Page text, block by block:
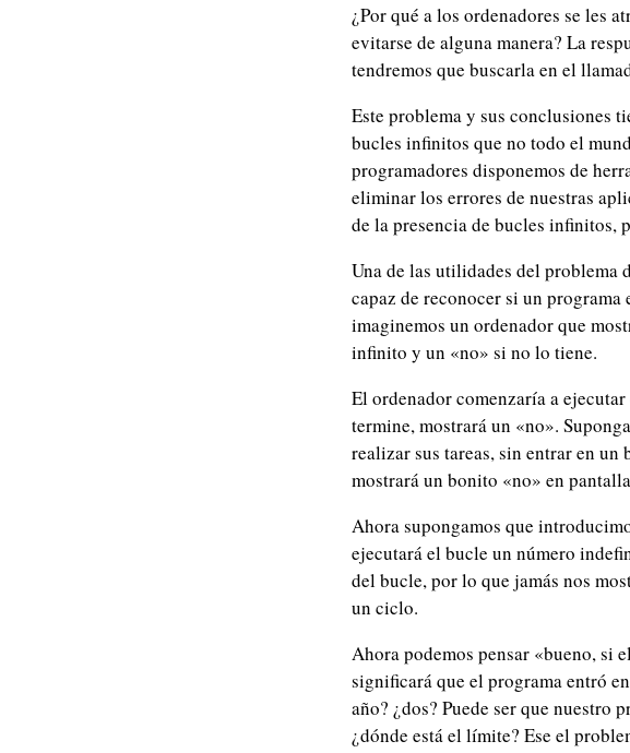
¿Por qué a los ordenadores se les
evitarse de alguna manera? La
tendremos que buscarla en el
Este problema y sus conclusiones
bucles infinitos que no todo el
programadores disponemos de
eliminar los errores de nuestras
de la presencia de bucles infinitos,
Una de las utilidades del problema
capaz de reconocer si un
imaginemos un ordenador que
infinito y un «no» si no lo tiene.
El ordenador comenzaría a
termine, mostrará un «no».
realizar sus tareas, sin entrar en
mostrará un bonito «no» en
Ahora supongamos que
ejecutará el bucle un número
del bucle, por lo que jamás nos
un ciclo.
Ahora podemos pensar «bueno, si
significará que el programa entró
año? ¿dos? Puede ser que
¿dónde está el límite? Ese el